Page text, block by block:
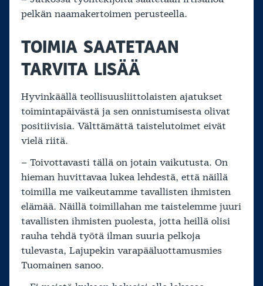
pelkän naamakertoimen perusteella.
TOIMIA SAATETAAN
TARVITA LISÄÄ
Hyvinkäällä teollisuusliittolaisten ajatukset
toimintapäivästä ja sen onnistumisesta olivat
positiivisia. Välttämättä taistelutoimet eivät
vielä riitä.
– Toivottavasti tällä on jotain vaikutusta. On
hieman huvittavaa lukea lehdestä, että näillä
toimilla me vaikeutamme tavallisten ihmisten
elämää. Näillä toimillahan me taistelemme juuri
tavallisten ihmisten puolesta, jotta heillä olisi
rauha tehdä työtä ilman suuria pelkoja
tulevasta, Lajupekin varapääluottamusmies
Tuomainen sanoo.